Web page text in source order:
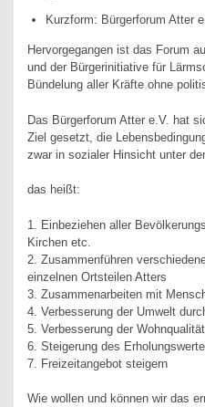
Kurzform: Bürgerforum Atter
Hervorgegangen ist das Forum
und der Bürgerinitiative für
Bündelung aller Kräfte ohne
Das Bürgerforum Atter e.V. hat
Ziel gesetzt, die
zwar in sozialer Hinsicht unter
das heißt:
1. Einbeziehen aller
Kirchen etc.
2. Zusammenführen
einzelnen Ortsteilen Atters
3. Zusammenarbeiten mit
4. Verbesserung der Umwelt
5. Verbesserung der Wohnqualität
6. Steigerung des
7. Freizeitangebot steigern
Wie wollen und können wir das